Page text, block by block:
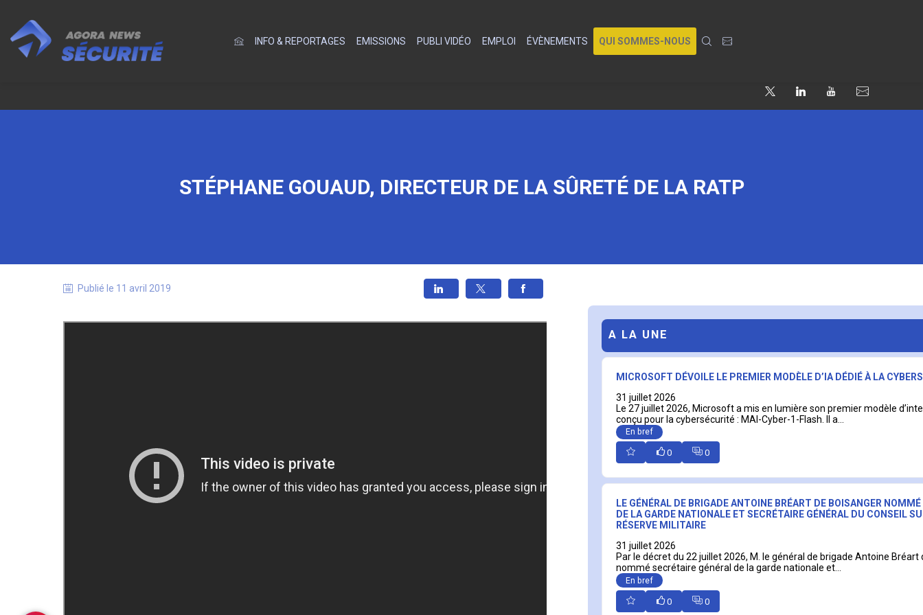
INFO & REPORTAGES EMISSIONS PUBLI VIDÉO EMPLOI ÉVÈNEMENTS QUI SOMMES-NOUS
STÉPHANE GOUAUD, DIRECTEUR DE LA SÛRETÉ DE LA RATP
Publié le 11 avril 2019
A LA UNE
MICROSOFT DÉVOILE LE PREMIER MODÈLE D’IA DÉDIÉ À LA
31 juillet 2026
Le 27 juillet 2026, Microsoft a mis en lumière son premier modèle
conçu pour la cybersécurité : MAI-Cyber-1-Flash. Il a...
En bref
0 0
LE GÉNÉRAL DE BRIGADE ANTOINE BRÉART DE BOISANGER
DE LA GARDE NATIONALE ET SECRÉTAIRE GÉNÉRAL DU CONSEIL
RÉSERVE MILITAIRE
31 juillet 2026
Par le décret du 22 juillet 2026, M. le général de brigade Antoine Bréart
nommé secrétaire général de la garde nationale et...
En bref
0 0